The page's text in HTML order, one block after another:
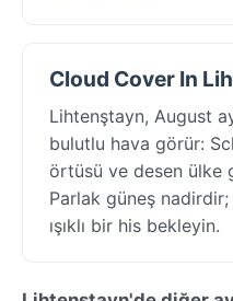
Cloud Cover In
Lihtenştayn, August
bulutlu hava görür:
örtüsü ve desen ülke
Parlak güneş
ışıklı bir his bekleyin.